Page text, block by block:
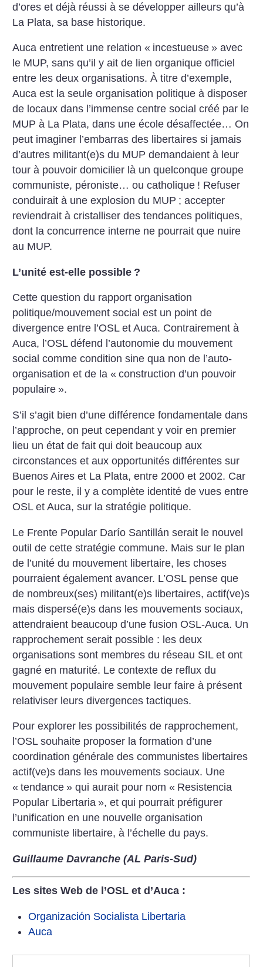
d’ores et déjà réussi à se développer ailleurs qu’à
La Plata, sa base historique.
Auca entretient une relation « incestueuse » avec
le MUP, sans qu’il y ait de lien organique officiel
entre les deux organisations. À titre d’exemple,
Auca est la seule organisation politique à disposer
de locaux dans l’immense centre social créé par le
MUP à La Plata, dans une école désaffectée… On
peut imaginer l’embarras des libertaires si jamais
d’autres militant(e)s du MUP demandaient à leur
tour à pouvoir domicilier là un quelconque groupe
communiste, péroniste… ou catholique ! Refuser
conduirait à une explosion du MUP ; accepter
reviendrait à cristalliser des tendances politiques,
dont la concurrence interne ne pourrait que nuire
au MUP.
L’unité est-elle possible ?
Cette question du rapport organisation
politique/mouvement social est un point de
divergence entre l’OSL et Auca. Contrairement à
Auca, l’OSL défend l’autonomie du mouvement
social comme condition sine qua non de l’auto-
organisation et de la « construction d’un pouvoir
populaire ».
S’il s’agit bien d’une différence fondamentale dans
l’approche, on peut cependant y voir en premier
lieu un état de fait qui doit beaucoup aux
circonstances et aux opportunités différentes sur
Buenos Aires et La Plata, entre 2000 et 2002. Car
pour le reste, il y a complète identité de vues entre
OSL et Auca, sur la stratégie politique.
Le Frente Popular Darío Santillán serait le nouvel
outil de cette stratégie commune. Mais sur le plan
de l’unité du mouvement libertaire, les choses
pourraient également avancer. L’OSL pense que
de nombreux(ses) militant(e)s libertaires, actif(ve)s
mais dispersé(e)s dans les mouvements sociaux,
attendraient beaucoup d’une fusion OSL-Auca. Un
rapprochement serait possible : les deux
organisations sont membres du réseau SIL et ont
gagné en maturité. Le contexte de reflux du
mouvement populaire semble leur faire à présent
relativiser leurs divergences tactiques.
Pour explorer les possibilités de rapprochement,
l’OSL souhaite proposer la formation d’une
coordination générale des communistes libertaires
actif(ve)s dans les mouvements sociaux. Une
« tendance » qui aurait pour nom « Resistencia
Popular Libertaria », et qui pourrait préfigurer
l’unification en une nouvelle organisation
communiste libertaire, à l’échelle du pays.
Guillaume Davranche (AL Paris-Sud)
Les sites Web de l’OSL et d’Auca :
Organización Socialista Libertaria
Auca